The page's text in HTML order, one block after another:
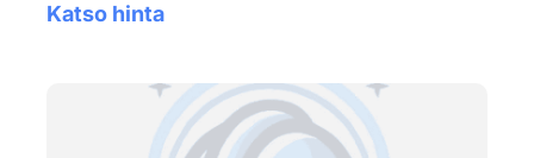
Katso hinta